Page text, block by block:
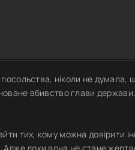
ніколи не думала,
вбивство глави
тих, кому можна довірити